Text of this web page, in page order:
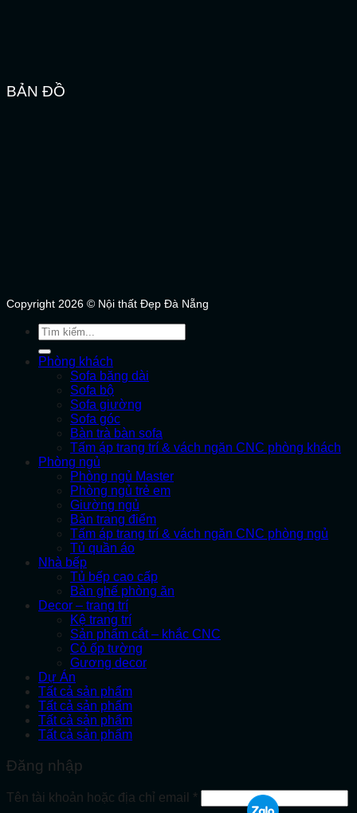
BẢN ĐỒ
Copyright 2026 © Nội thất Đẹp Đà Nẵng
Tìm
kiếm:
Phòng khách
Sofa băng dài
Sofa bộ
Sofa giường
Sofa góc
Bàn trà bàn sofa
Tấm áp trang trí & vách ngăn CNC phòng khách
Phòng ngủ
Phòng ngủ Master
Phòng ngủ trẻ em
Giường ngủ
Bàn trang điểm
Tấm áp trang trí & vách ngăn CNC phòng ngủ
Tủ quần áo
Nhà bếp
Tủ bếp cao cấp
Bàn ghế phòng ăn
Decor – trang trí
Kệ trang trí
Sản phẩm cắt – khắc CNC
Cỏ ốp tường
Gương decor
Dự Án
Tất cả sản phẩm
Tất cả sản phẩm
Tất cả sản phẩm
Tất cả sản phẩm
Đăng nhập
Tên tài khoản hoặc địa chỉ email *Bắt
buộc